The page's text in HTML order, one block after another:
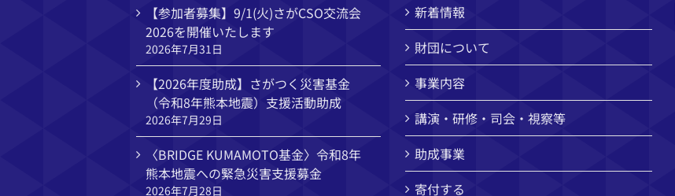
【参加者募集】9/1(火)さがCSO交流会
2026を開催いたします
2026年7月31日
【2026年度助成】さがつく災害基金
（令和8年熊本地震）支援活動助成
2026年7月29日
〈BRIDGE KUMAMOTO基金〉令和8年
熊本地震への緊急災害支援募金
2026年7月28日
新着情報
財団について
事業内容
講演・研修・司会・視察等
助成事業
寄付する